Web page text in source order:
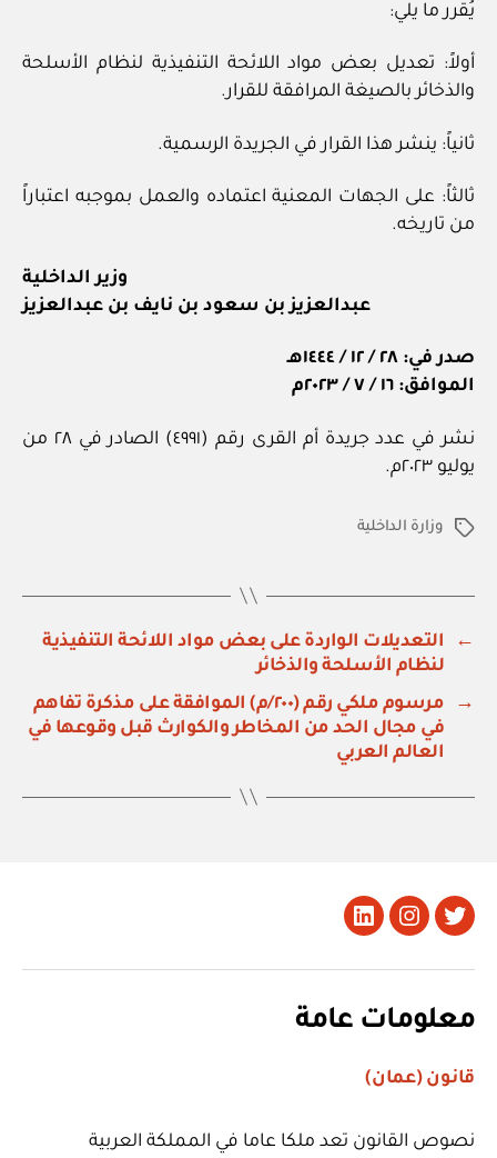
يُقرر ما يلي:
أولاً: تعديل بعض مواد اللائحة التنفيذية لنظام الأسلحة
والذخائر بالصيغة المرافقة للقرار.
ثانياً: ينشر هذا القرار في الجريدة الرسمية.
ثالثاً: على الجهات المعنية اعتماده والعمل بموجبه اعتباراً
من تاريخه.
وزير الداخلية
عبدالعزيز بن سعود بن نايف بن عبدالعزيز
صدر في: ٢٨ / ١٢ / ١٤٤٤هـ
الموافق: ١٦ / ٧ / ٢٠٢٣م
نشر في عدد جريدة أم القرى رقم (٤٩٩١) الصادر في ٢٨ من
يوليو ٢٠٢٣م.
الوسوموزارة الداخلية
←
التعديلات الواردة على بعض مواد اللائحة التنفيذية
لنظام الأسلحة والذخائر
→
مرسوم ملكي رقم (٢٠٠/م) الموافقة على مذكرة تفاهم
في مجال الحد من المخاطر والكوارث قبل وقوعها في
العالم العربي
تويتر Instagram
LinkedIn
معلومات عامة
قانون (عمان)
نصوص القانون تعد ملكا عاما في المملكة العربية